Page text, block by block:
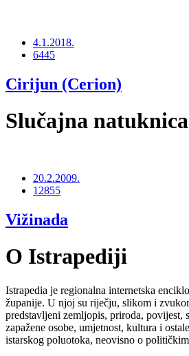
4.1.2018.
6445
Cirijun (Cerion)
Slučajna natuknica
20.2.2009.
12855
Vižinada
O Istrapediji
Istrapedia je regionalna internetska
županije. U njoj su riječju, slikom i
predstavljeni zemljopis, priroda, povijest,
zapažene osobe, umjetnost, kultura i
istarskog poluotoka, neovisno o